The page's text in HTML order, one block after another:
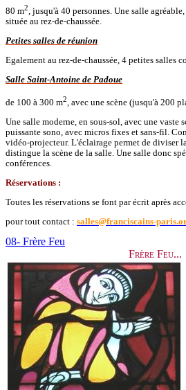
80 m2, jusqu'à 40 personnes. Une salle
située au rez-de-chaussée.
Petites salles de réunion
Egalement au rez-de-chaussée, 4 petites salles
Salle Saint-Antoine de Padoue
de 100 à 300 m2 , avec une scène (jusqu'à 200
Une salle moderne, en sous-sol, avec une vaste
puissante sono, avec micros fixes et sans-fil.
vidéo-projecteur. L'éclairage permet de diviser
distingue la scène de la salle. Une salle donc
conférences.
Réservations :
Toutes les réservations se font par écrit après
pour tout contact : salles@franciscains-
08- Frère Feu
Frère Feu...